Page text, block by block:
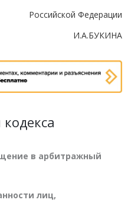
Российской Федерации
И.А.БУКИНА
в арбитражный
лиц,